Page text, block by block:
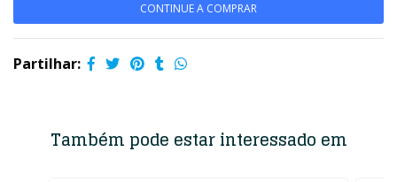
CONTINUE A COMPRAR
Partilhar:
Também pode estar interessado em